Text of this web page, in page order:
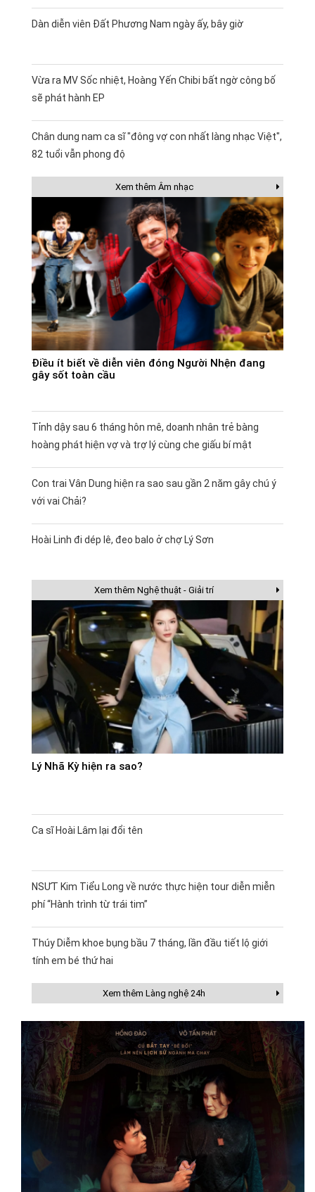
Dàn diễn viên Đất Phương Nam ngày ấy, bây giờ
Vừa ra MV Sốc nhiệt, Hoàng Yến Chibi bất ngờ công bố
sẽ phát hành EP
Chân dung nam ca sĩ "đông vợ con nhất làng nhạc Việt",
82 tuổi vẫn phong độ
Xem thêm Âm nhạc
Điều ít biết về diễn viên đóng Người Nhện đang
gây sốt toàn cầu
Tỉnh dậy sau 6 tháng hôn mê, doanh nhân trẻ bàng
hoàng phát hiện vợ và trợ lý cùng che giấu bí mật
Con trai Vân Dung hiện ra sao sau gần 2 năm gây chú ý
với vai Chải?
Hoài Linh đi dép lê, đeo balo ở chợ Lý Sơn
Xem thêm Nghệ thuật - Giải trí
Lý Nhã Kỳ hiện ra sao?
Ca sĩ Hoài Lâm lại đổi tên
NSƯT Kim Tiểu Long về nước thực hiện tour diễn miễn
phí “Hành trình từ trái tim”
Thúy Diễm khoe bụng bầu 7 tháng, lần đầu tiết lộ giới
tính em bé thứ hai
Xem thêm Làng nghệ 24h